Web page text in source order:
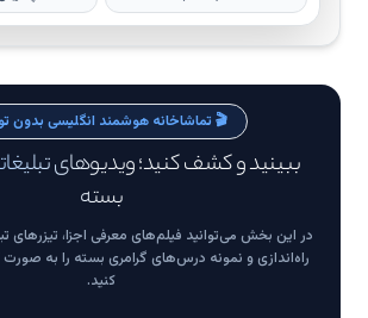
🎬 تماشاخانه هوشمند انگلیسی بدون
ببینید و کشف کنید؛ ویدیوهای
بسته
در این بخش می‌توانید فیلم‌های معرفی اجزا، تیزرهای
راه‌اندازی و نمونه درس‌های گرامری بسته را به صورت
کنید.